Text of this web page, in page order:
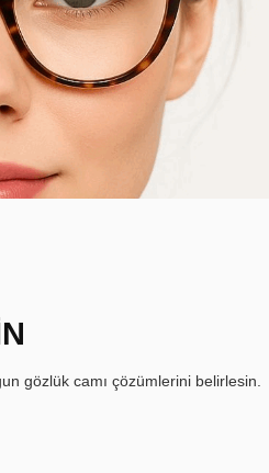
gözlük camı çözümlerini belirlesin.